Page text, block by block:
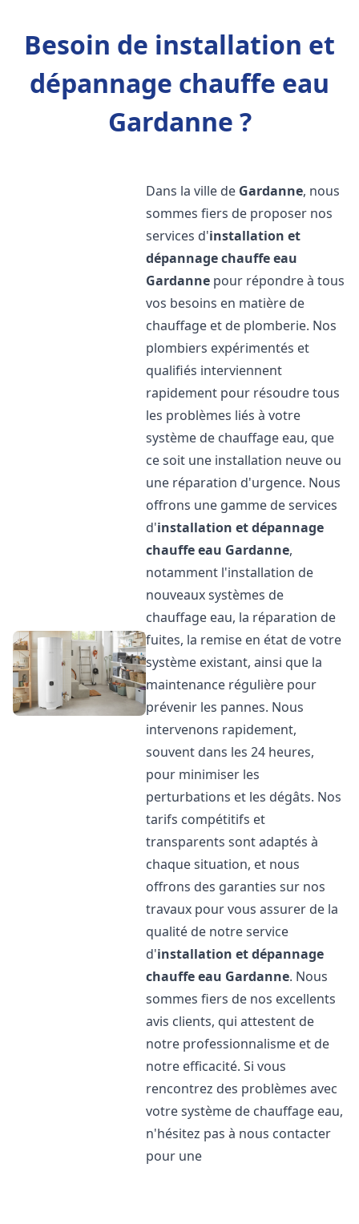
Besoin de installation et
dépannage chauffe eau
Gardanne ?
Dans la ville de Gardanne, nous
sommes fiers de proposer nos
services d'installation et
dépannage chauffe eau
Gardanne pour répondre à tous
vos besoins en matière de
chauffage et de plomberie. Nos
plombiers expérimentés et
qualifiés interviennent
rapidement pour résoudre tous
les problèmes liés à votre
système de chauffage eau, que
ce soit une installation neuve ou
une réparation d'urgence. Nous
offrons une gamme de services
d'installation et dépannage
chauffe eau Gardanne,
notamment l'installation de
nouveaux systèmes de
chauffage eau, la réparation de
fuites, la remise en état de votre
système existant, ainsi que la
maintenance régulière pour
prévenir les pannes. Nous
intervenons rapidement,
souvent dans les 24 heures,
pour minimiser les
perturbations et les dégâts. Nos
tarifs compétitifs et
transparents sont adaptés à
chaque situation, et nous
offrons des garanties sur nos
travaux pour vous assurer de la
qualité de notre service
d'installation et dépannage
chauffe eau Gardanne. Nous
sommes fiers de nos excellents
avis clients, qui attestent de
notre professionnalisme et de
notre efficacité. Si vous
rencontrez des problèmes avec
votre système de chauffage eau,
n'hésitez pas à nous contacter
pour une